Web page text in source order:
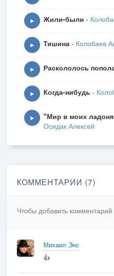
▶ Жили-были -
▶ Тишина - Колобаев
▶ Раскололось
▶ Когда-нибудь -
▶ "Мир в моих
Осидак Алексей
КОММЕНТАРИИ (7)
Чтобы добавить комментарий
Михаил Энс
👍